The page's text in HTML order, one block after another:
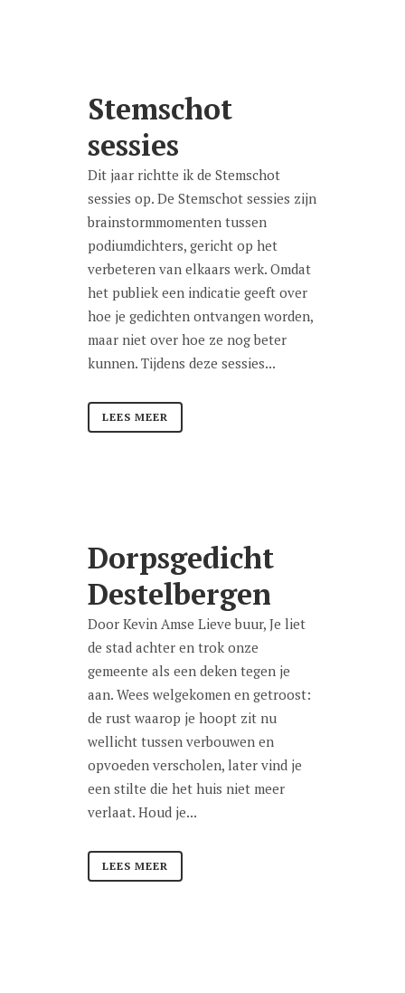
Stemschot
sessies
Dit jaar richtte ik de Stemschot
sessies op. De Stemschot sessies zijn
brainstormmomenten tussen
podiumdichters, gericht op het
verbeteren van elkaars werk. Omdat
het publiek een indicatie geeft over
hoe je gedichten ontvangen worden,
maar niet over hoe ze nog beter
kunnen. Tijdens deze sessies...
LEES MEER
Dorpsgedicht
Destelbergen
Door Kevin Amse Lieve buur, Je liet
de stad achter en trok onze
gemeente als een deken tegen je
aan. Wees welgekomen en getroost:
de rust waarop je hoopt zit nu
wellicht tussen verbouwen en
opvoeden verscholen, later vind je
een stilte die het huis niet meer
verlaat. Houd je...
LEES MEER